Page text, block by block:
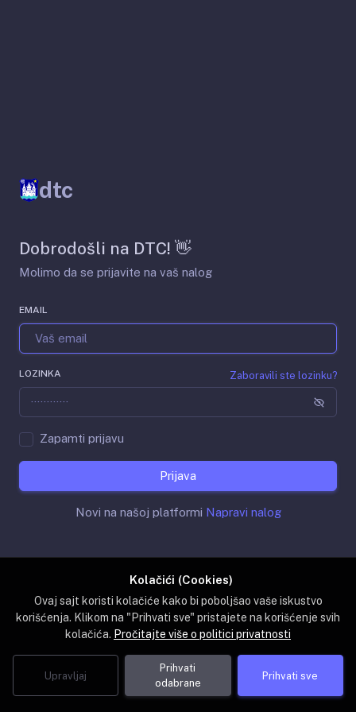
dtc
Dobrodošli na DTC! 👋
Molimo da se prijavite na vaš nalog
EMAIL
LOZINKA Zaboravili ste lozinku?
Zapamti prijavu
Prijava
Novi na našoj platformi Napravi nalog
Kolačići (Cookies)
Ovaj sajt koristi kolačiće kako bi poboljšao vaše iskustvo
korišćenja. Klikom na "Prihvati sve" pristajete na korišćenje svih
kolačića. Pročitajte više o politici privatnosti
Upravljaj
Prihvati
odabrane
Prihvati sve